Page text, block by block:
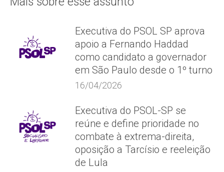
Executiva do PSOL SP aprova
apoio a Fernando Haddad
como candidato a governador
em São Paulo desde o 1º turno
16/04/2026
Executiva do PSOL-SP se
reúne e define prioridade no
combate à extrema-direita,
oposição a Tarcísio e reeleição
de Lula